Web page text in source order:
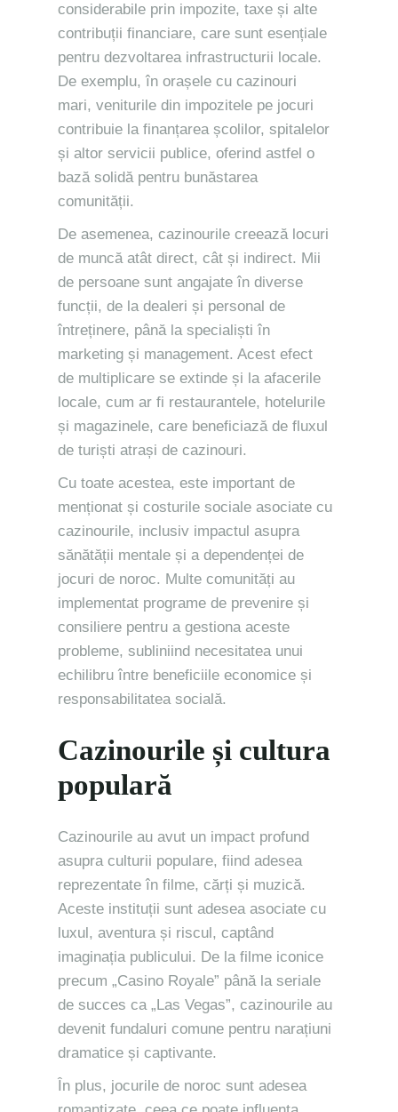
considerabile prin impozite, taxe și alte
contribuții financiare, care sunt esențiale
pentru dezvoltarea infrastructurii locale.
De exemplu, în orașele cu cazinouri
mari, veniturile din impozitele pe jocuri
contribuie la finanțarea școlilor, spitalelor
și altor servicii publice, oferind astfel o
bază solidă pentru bunăstarea
comunității.
De asemenea, cazinourile creează locuri
de muncă atât direct, cât și indirect. Mii
de persoane sunt angajate în diverse
funcții, de la dealeri și personal de
întreținere, până la specialiști în
marketing și management. Acest efect
de multiplicare se extinde și la afacerile
locale, cum ar fi restaurantele, hotelurile
și magazinele, care beneficiază de fluxul
de turiști atrași de cazinouri.
Cu toate acestea, este important de
menționat și costurile sociale asociate cu
cazinourile, inclusiv impactul asupra
sănătății mentale și a dependenței de
jocuri de noroc. Multe comunități au
implementat programe de prevenire și
consiliere pentru a gestiona aceste
probleme, subliniind necesitatea unui
echilibru între beneficiile economice și
responsabilitatea socială.
Cazinourile și cultura
populară
Cazinourile au avut un impact profund
asupra culturii populare, fiind adesea
reprezentate în filme, cărți și muzică.
Aceste instituții sunt adesea asociate cu
luxul, aventura și riscul, captând
imaginația publicului. De la filme iconice
precum „Casino Royale” până la seriale
de succes ca „Las Vegas”, cazinourile au
devenit fundaluri comune pentru narațiuni
dramatice și captivante.
În plus, jocurile de noroc sunt adesea